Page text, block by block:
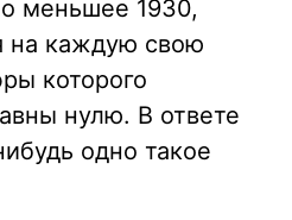
меньшее 1930,
на каждую свою
которого
нулю. В ответе
одно такое